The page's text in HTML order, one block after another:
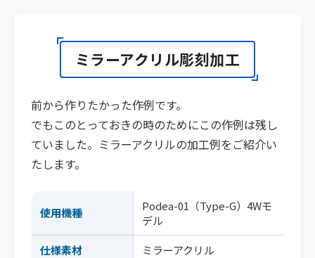
ミラーアクリル彫刻加工
前から作りたかった作例です。
でもこのとっておきの時のためにこの作例は残し
ていました。ミラーアクリルの加工例をご紹介い
たします。
使用機種
Podea-01（Type-G）4Wモ
デル
仕様素材
ミラーアクリル